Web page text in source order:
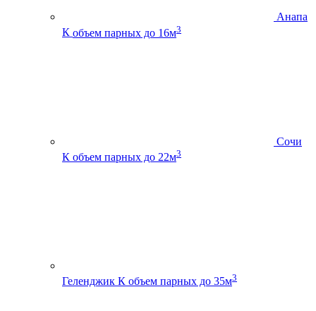
Анапа
К объем парных до 16м3
Сочи
К объем парных до 22м3
Геленджик К объем парных до 35м3